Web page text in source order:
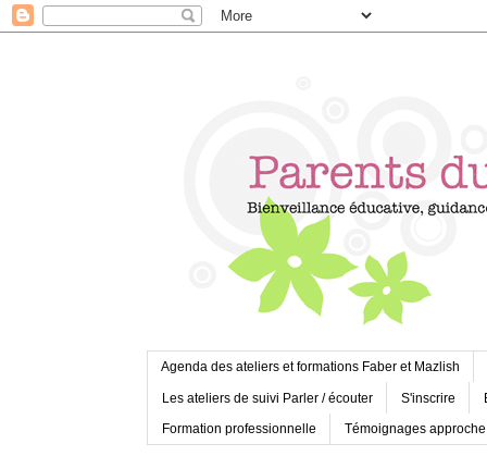
Agenda des ateliers et formations Faber et Mazlish
Les ateliers de suivi Parler / écouter S'inscrire
Formation professionnelle Témoignages